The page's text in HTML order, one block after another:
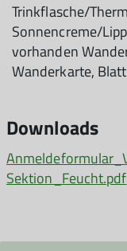
Trinkflasche/
Sonnencreme/
vorhanden
Wanderkarte,
Downloads
Sektion_Feucht.pdf